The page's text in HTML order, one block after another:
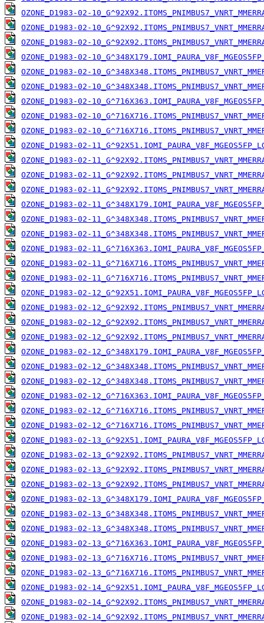
OZONE_D1983-02-
OZONE_D1983-02-
OZONE_D1983-02-
OZONE_D1983-02-
OZONE_D1983-02-
OZONE_D1983-02-
OZONE_D1983-02-
OZONE_D1983-02-
OZONE_D1983-02-
OZONE_D1983-02-
OZONE_D1983-02-
OZONE_D1983-02-
OZONE_D1983-02-
OZONE_D1983-02-
OZONE_D1983-02-
OZONE_D1983-02-
OZONE_D1983-02-
OZONE_D1983-02-
OZONE_D1983-02-
OZONE_D1983-02-
OZONE_D1983-02-
OZONE_D1983-02-
OZONE_D1983-02-
OZONE_D1983-02-
OZONE_D1983-02-
OZONE_D1983-02-
OZONE_D1983-02-
OZONE_D1983-02-
OZONE_D1983-02-
OZONE_D1983-02-
OZONE_D1983-02-
OZONE_D1983-02-
OZONE_D1983-02-
OZONE_D1983-02-
OZONE_D1983-02-
OZONE_D1983-02-
OZONE_D1983-02-
OZONE_D1983-02-
OZONE_D1983-02-
OZONE_D1983-02-
OZONE_D1983-02-
OZONE_D1983-02-